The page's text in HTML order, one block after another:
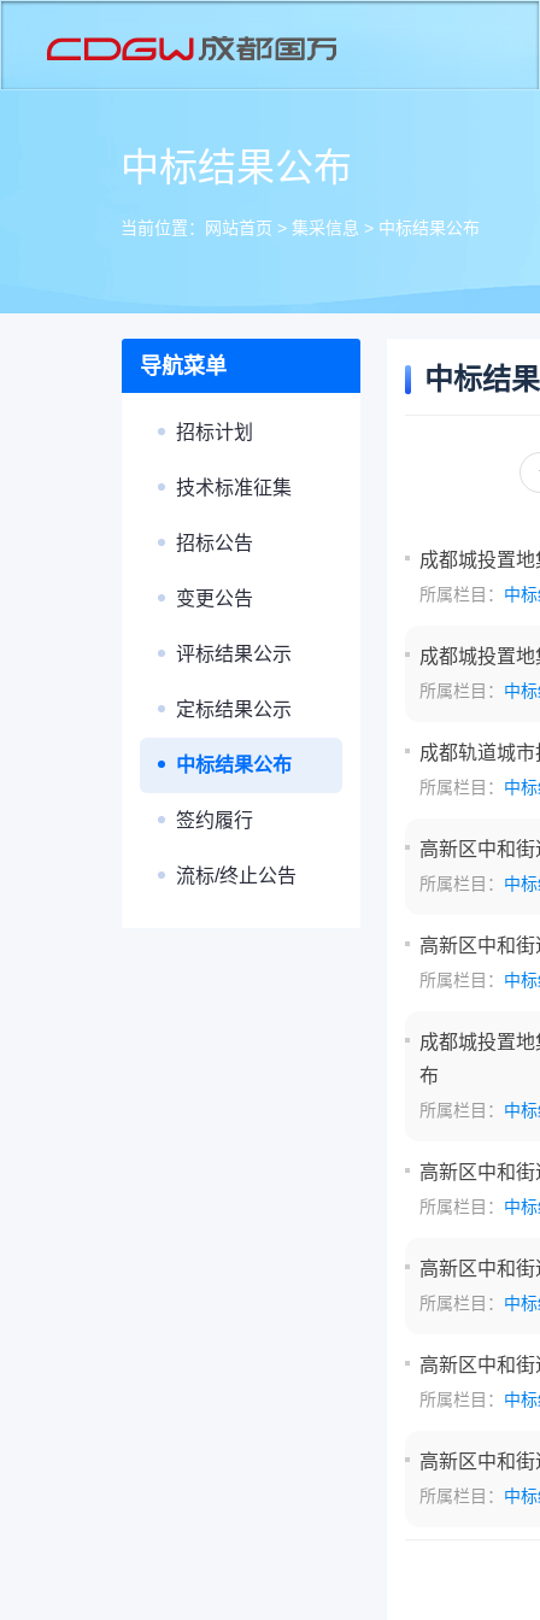
中标结果公布
当前位置： 网站首页 > 集采信息 > 中标结果公布
导航菜单
招标计划
技术标准征集
招标公告
变更公告
评标结果公示
定标结果公示
中标结果公布
签约履行
流标/终止公告
中标结
成都城投置
所属栏目： 中
成都城投置
所属栏目： 中
成都轨道城
所属栏目： 中
高新区中和
所属栏目： 中
高新区中和
所属栏目： 中
成都城投置
布
所属栏目： 中
高新区中和
所属栏目： 中
高新区中和
所属栏目： 中
高新区中和
所属栏目： 中
高新区中和
所属栏目： 中